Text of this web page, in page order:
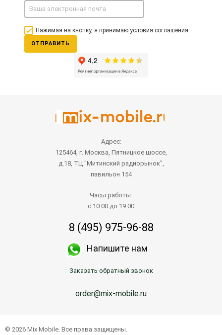
Нажимая на кнопку, я принимаю условия соглашения.
ОТПРАВИТЬ
Адрес:
125464, г. Москва, Пятницкое шоссе,
д.18, ТЦ "Митинский радиорынок",
павильон 154
Часы работы:
с 10.00 до 19.00
8 (495) 975-96-88
Напишите нам
Заказать обратный звонок
order@mix-mobile.ru
© 2026 Mix Mobile. Все права защищены.